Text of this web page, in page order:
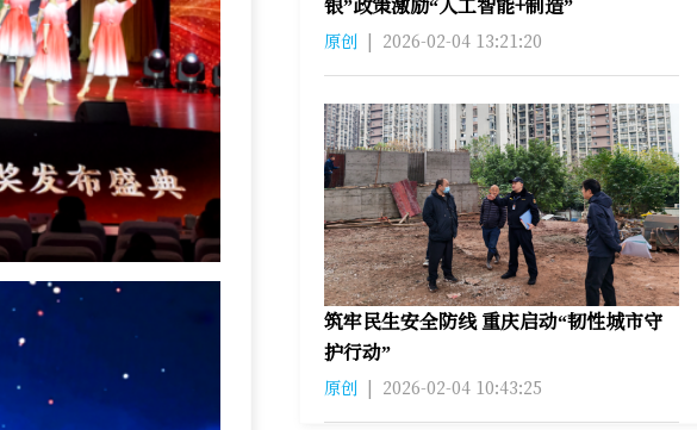
原创 | 2026-02-04 13:21:20
筑牢民生安全防线 重庆启动“韧性城市守
护行动”
原创 | 2026-02-04 10:43:25